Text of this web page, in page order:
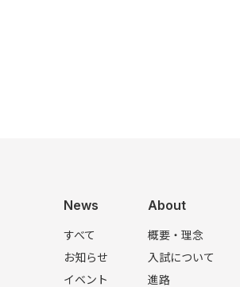
News
すべて
お知らせ
イベント
About
概要・理念
入試について
進路